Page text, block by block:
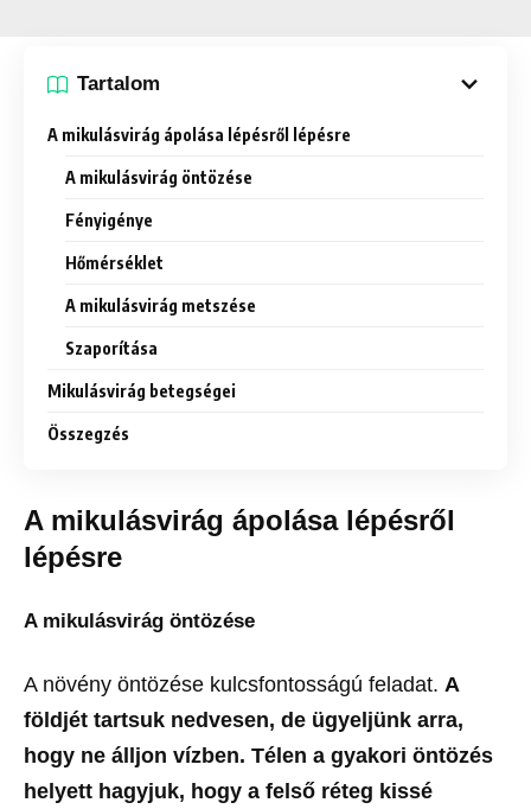
Tartalom
A mikulásvirág ápolása lépésről lépésre
A mikulásvirág öntözése
Fényigénye
Hőmérséklet
A mikulásvirág metszése
Szaporítása
Mikulásvirág betegségei
Összegzés
A mikulásvirág ápolása lépésről
lépésre
A mikulásvirág öntözése
A növény öntözése kulcsfontosságú feladat. A
földjét tartsuk nedvesen, de ügyeljünk arra,
hogy ne álljon vízben. Télen a gyakori öntözés
helyett hagyjuk, hogy a felső réteg kissé